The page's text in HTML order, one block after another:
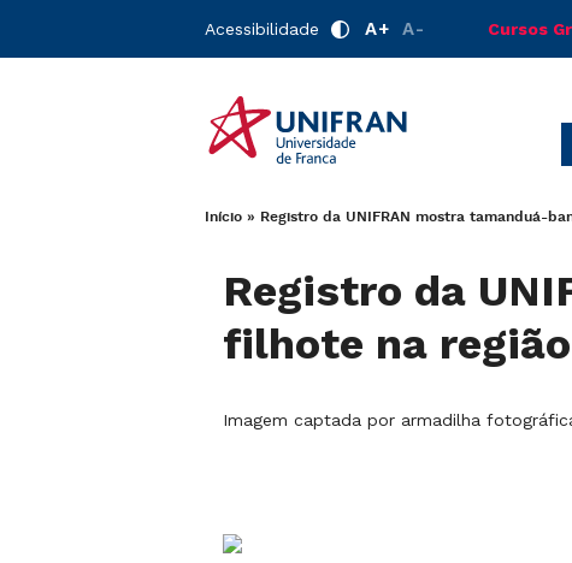
Acessibilidade A+ A- Cursos
Início » Registro da UNIFRAN mostra tamanduá-
Registro da
filhote na
Imagem captada por armadilha